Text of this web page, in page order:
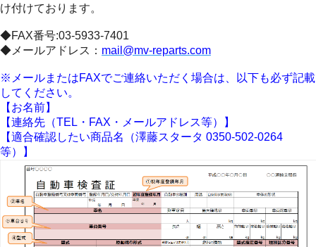
け付けております。
◆FAX番号:03-5933-7401
◆メールアドレス： mail@mv-reparts.com
※メールまたはFAXでご連絡いただく場合は、以下も必ず記載
してください。
【お名前】
【連絡先（TEL・FAX・メールアドレス等）】
【適合確認したい商品名（澤藤スタータ 0350-502-0264
等）】